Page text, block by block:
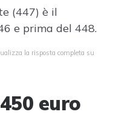
(447) è il
e prima del 448.
la risposta completa su
euro